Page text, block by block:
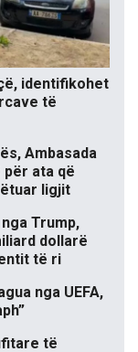
identifikohet
të
Ambasada
për ata që
ligjit
Trump,
dollarë
të ri
nga UEFA,
të